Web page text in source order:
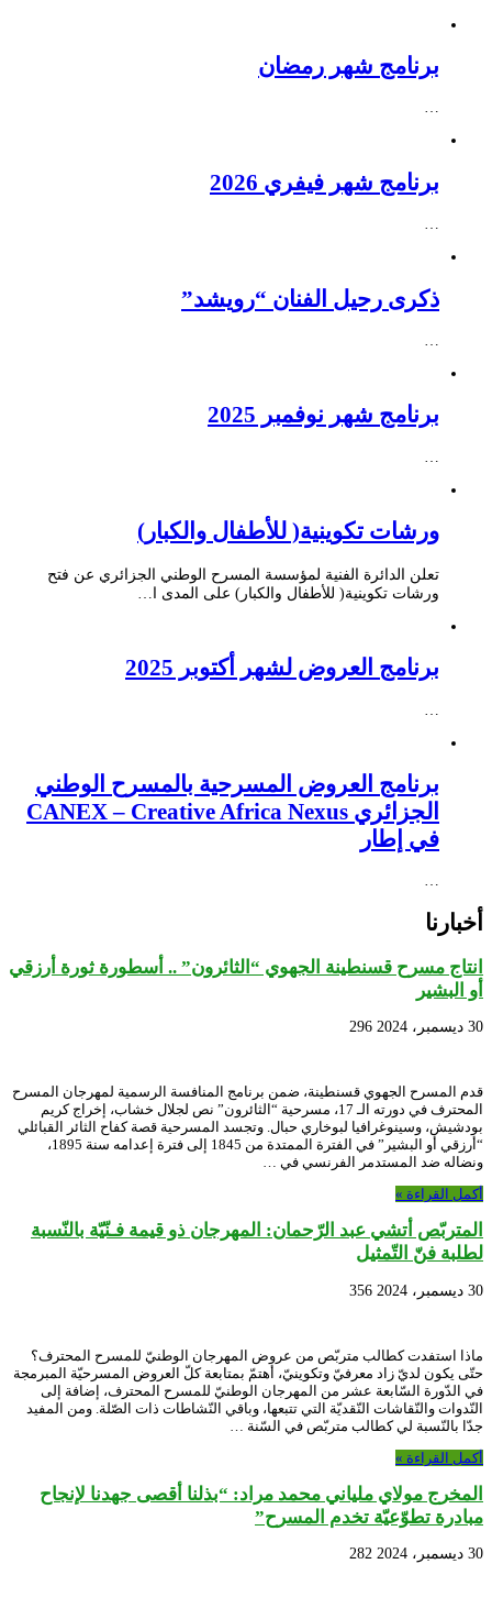
برنامج شهر رمضان
…
برنامج شهر فيفري 2026
…
ذكرى رحيل الفنان “رويشد”
…
برنامج شهر نوفمبر 2025
ورشات تكوينية( للأطفال والكبار)
تعلن الدائرة الفنية لمؤسسة المسرح الوطني الجزائري عن فتح
ورشات تكوينية( للأطفال والكبار) على المدى ا…
برنامج العروض لشهر أكتوبر 2025
برنامج العروض المسرحية بالمسرح الوطني
الجزائري CANEX – Creative Africa Nexus
في إطار
…
أخبارنا
انتاج مسرح قسنطينة الجهوي “الثائرون” .. أسطورة ثورة أرزقي
أو البشير
30 ديسمبر، 2024 296
قدم المسرح الجهوي قسنطينة، ضمن برنامج المنافسة الرسمية لمهرجان المسرح
المحترف في دورته الـ 17، مسرحية “الثائرون” نص لجلال خشاب، إخراج كريم
بودشيش، وسينوغرافيا لبوخاري حبال. وتجسد المسرحية قصة كفاح الثائر القبائلي
“أرزقي أو البشير” في الفترة الممتدة من 1845 إلى فترة إعدامه سنة 1895،
ونضاله ضد المستدمر الفرنسي في …
أكمل القراءة »
المتربّص أتشي عبد الرّحمان: المهرجان ذو قيمة فـنّيّة بالنّسبة
لطلبة فنّ التّمثيل
30 ديسمبر، 2024 356
ماذا استفدت كطالب متربّص من عروض المهرجان الوطنيّ للمسرح المحترف؟
حتّى يكون لديّ زاد معرفيّ وتكوينيّ، أهتمّ بمتابعة كلّ العروض المسرحيّة المبرمجة
في الدّورة السّابعة عشر من المهرجان الوطنيّ للمسرح المحترف، إضافة إلى
النّدوات والنّقاشات النّقديّة التي تتبعها، وباقي النّشاطات ذات الصّلة. ومن المفيد
جدّا بالنّسبة لي كطالب متربّص في السّنة …
أكمل القراءة »
المخرج مولاي ملياني محمد مراد: “بذلنا أقصى جهدنا لإنجاح
مبادرة تطوّعيّة تخدم المسرح”
30 ديسمبر، 2024 282